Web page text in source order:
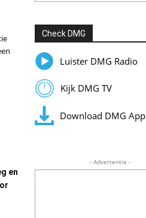
en
Check DMG
Luister DMG Radio
Kijk DMG TV
Download DMG App
- Advertentie -